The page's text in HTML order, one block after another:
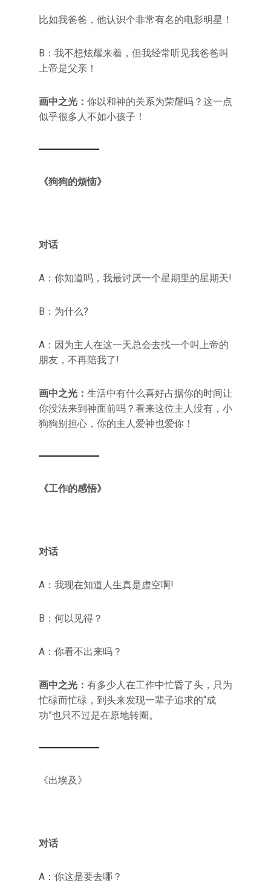
比如我爸爸，他认识个非常有名的电影明星！
B：我不想炫耀来着，但我经常听见我爸爸叫
上帝是父亲！
画中之光： 你以和神的关系为荣耀吗？这一点
似乎很多人不如小孩子！
《狗狗的烦恼》
对话
A：你知道吗，我最讨厌一个星期里的星期天!
B：为什么?
A：因为主人在这一天总会去找一个叫上帝的
朋友，不再陪我了!
画中之光： 生活中有什么喜好占据你的时间让
你没法来到神面前吗？看来这位主人没有，小
狗狗别担心，你的主人爱神也爱你！
《工作的感悟》
对话
A：我现在知道人生真是虚空啊!
B：何以见得？
A：你看不出来吗？
画中之光： 有多少人在工作中忙昏了头，只为
忙碌而忙碌，到头来发现一辈子追求的“成
功”也只不过是在原地转圈。
《出埃及》
对话
A：你这是要去哪？